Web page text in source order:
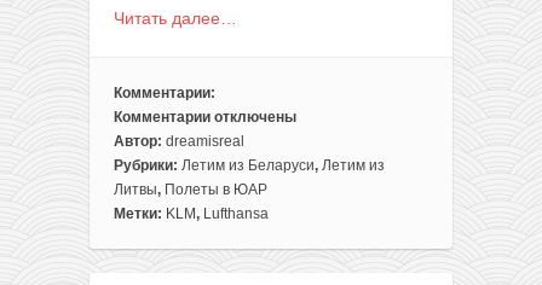
Читать далее…
Комментарии:
Комментарии
к
записи
Экзотика!
ЮАР
Вильнюса
отключены
Автор: dreamisreal
Рубрики: Летим из Беларуси, Летим из
Литвы, Полеты в ЮАР
Метки: KLM, Lufthansa